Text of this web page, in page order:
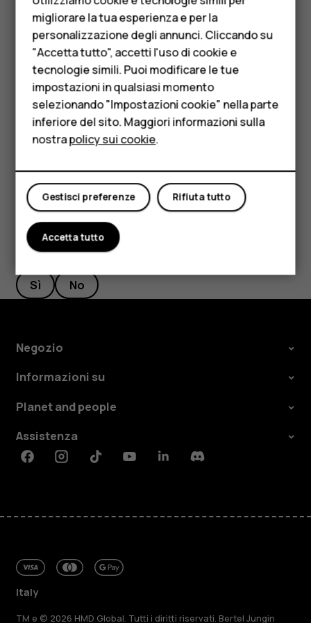
Telefoni per anziani
Accessori
HMD Terra M
Per le imprese
Tablet
Negozio
Il mio account
Se viene chiesto un codice PIN, toccare
Disabilitare le restrizioni alle chiamate nel telefono,
ad esempio blocco delle chiamate, chiamate a
numeri consentiti o chiamate a un gruppo chiuso
d'utenti.
Se la rete mobile non è disponibile, è possibile anche
tentare di effettuare una chiamata via Internet, se si
ha accesso a Internet.
Ti è stato d'aiuto?
Sì No
Negozio
Informazioni su
Planet and people
Assistenza
FacebookInstagramTiktokYoutubeLinkedinDiscord
Italy
TM e © 2026 HMD Global. Tutti i diritti riservati. Bertel Jungin
migliorare la tua esperienza e per la
personalizzazione degli annunci. Cliccando su
"Accetta tutto", accetti l'uso di cookie e
tecnologie simili. Puoi modificare le tue
impostazioni in qualsiasi momento
selezionando "Impostazioni cookie" nella parte
inferiore del sito. Maggiori informazioni sulla
nostrapolicy sui cookie.
Rifiuta tutto
Gestisci preferenze
Accetta tutto